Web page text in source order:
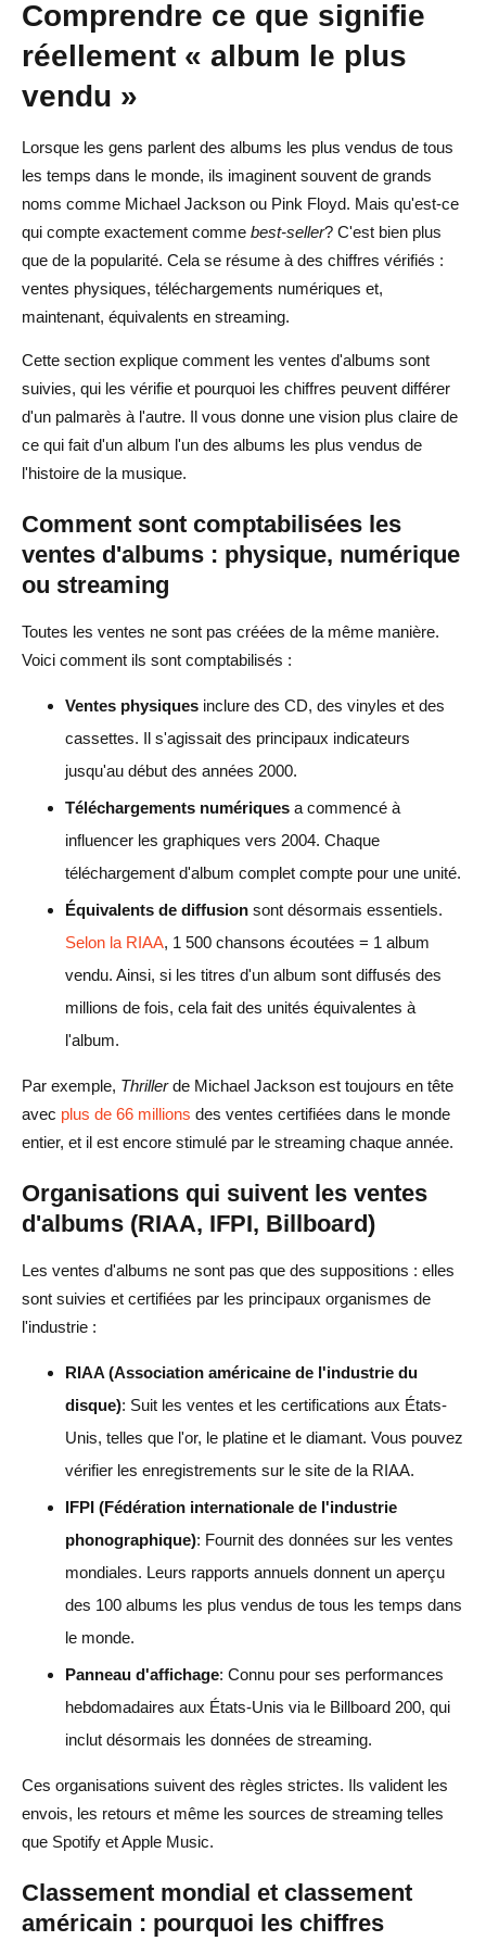
Comprendre ce que signifie
réellement « album le plus
vendu »
Lorsque les gens parlent des albums les plus vendus de tous
les temps dans le monde, ils imaginent souvent de grands
noms comme Michael Jackson ou Pink Floyd. Mais qu'est-ce
qui compte exactement comme best-seller? C'est bien plus
que de la popularité. Cela se résume à des chiffres vérifiés :
ventes physiques, téléchargements numériques et,
maintenant, équivalents en streaming.
Cette section explique comment les ventes d'albums sont
suivies, qui les vérifie et pourquoi les chiffres peuvent différer
d'un palmarès à l'autre. Il vous donne une vision plus claire de
ce qui fait d'un album l'un des albums les plus vendus de
l'histoire de la musique.
Comment sont comptabilisées les
ventes d'albums : physique, numérique
ou streaming
Toutes les ventes ne sont pas créées de la même manière.
Voici comment ils sont comptabilisés :
Ventes physiques inclure des CD, des vinyles et des
cassettes. Il s'agissait des principaux indicateurs
jusqu'au début des années 2000.
Téléchargements numériques a commencé à
influencer les graphiques vers 2004. Chaque
téléchargement d'album complet compte pour une unité.
Équivalents de diffusion sont désormais essentiels.
Selon la RIAA, 1 500 chansons écoutées = 1 album
vendu. Ainsi, si les titres d'un album sont diffusés des
millions de fois, cela fait des unités équivalentes à
l'album.
Par exemple, Thrillerde Michael Jackson est toujours en tête
avec plus de 66 millions des ventes certifiées dans le monde
entier, et il est encore stimulé par le streaming chaque année.
Organisations qui suivent les ventes
d'albums (RIAA, IFPI, Billboard)
Les ventes d'albums ne sont pas que des suppositions : elles
sont suivies et certifiées par les principaux organismes de
l'industrie :
RIAA (Association américaine de l'industrie du
disque): Suit les ventes et les certifications aux États-
Unis, telles que l'or, le platine et le diamant. Vous pouvez
vérifier les enregistrements sur le site de la RIAA.
IFPI (Fédération internationale de l'industrie
phonographique): Fournit des données sur les ventes
mondiales. Leurs rapports annuels donnent un aperçu
des 100 albums les plus vendus de tous les temps dans
le monde.
Panneau d'affichage: Connu pour ses performances
hebdomadaires aux États-Unis via le Billboard 200, qui
inclut désormais les données de streaming.
Ces organisations suivent des règles strictes. Ils valident les
envois, les retours et même les sources de streaming telles
que Spotify et Apple Music.
Classement mondial et classement
américain : pourquoi les chiffres